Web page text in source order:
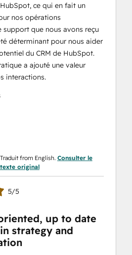
ce qui en fait un
nos opérations
support que nous avons reçu
déterminant pour nous aider
du CRM de HubSpot.
a ajouté une valeur
interactions.
Traduit from English. Consulter le
texte original
5/5
up to date
strategy and